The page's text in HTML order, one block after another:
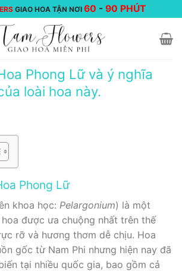
GIAO HOA TẬN NƠI 60 -90 PHÚT
Phong Lữ và ý nghĩa
loài hoa này.
Phong Lữ
khoa học: Pelargonium) là một
được ưa chuộng nhất trên thế
rỡ và hương thơm dễ chịu. Hoa
gốc từ Nam Phi nhưng hiện nay đã
tại nhiều quốc gia, bao gồm cả